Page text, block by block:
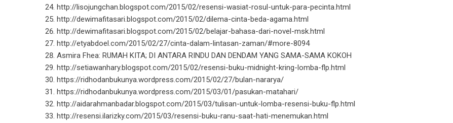
http://lisojungchan.blogspot.com/2015/02/resensi-wasiat-rosul-untuk-para-pecinta.html
http://dewimafitasari.blogspot.com/2015/02/dilema-cinta-beda-agama.html
http://dewimafitasari.blogspot.com/2015/02/belajar-bahasa-dari-novel-msk.html
http://etyabdoel.com/2015/02/27/cinta-dalam-lintasan-zaman/#more-8094
Asmira Fhea: RUMAH KITA; DI ANTARA RINDU DAN DENDAM YANG SAMA-SAMA KOKOH
http://setiawanhary.blogspot.com/2015/02/resensi-buku-midnight-kring-lomba-flp.html
https://ridhodanbukunya.wordpress.com/2015/02/27/bulan-nararya/
https://ridhodanbukunya.wordpress.com/2015/03/01/pasukan-matahari/
http://aidarahmanbadar.blogspot.com/2015/03/tulisan-untuk-lomba-resensi-buku-flp.html
http://resensi.ilarizky.com/2015/03/resensi-buku-ranu-saat-hati-menemukan.html